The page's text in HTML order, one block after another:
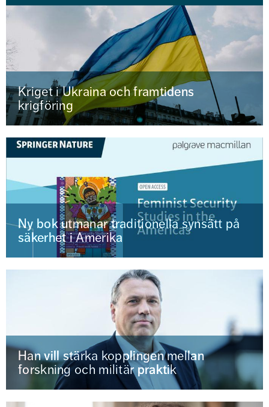
Kriget i Ukraina och framtidens
krigföring
Ny bok utmanar traditionella synsätt på
säkerhet i Amerika
Han vill stärka kopplingen mellan
forskning och militär praktik